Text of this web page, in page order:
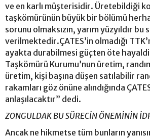
ve en karlı müşterisidir. Üretebildiği
taşkömürünün büyük bir bölümü
sorunu olmaksızın, yarım yüzyıldır bu
verilmektedir.ÇATES’in olmadığı
ayakta durabilmesi güçten öte
Taşkömürü Kurumu’nun üretim,
üretim, kişi başına düşen satılabilir
rakamları göz önüne alındığında
anlaşılacaktır” dedi.
ZONGULDAK BU SÜRECİN ÖNEMİNİN
Ancak ne hikmetse tüm bunların